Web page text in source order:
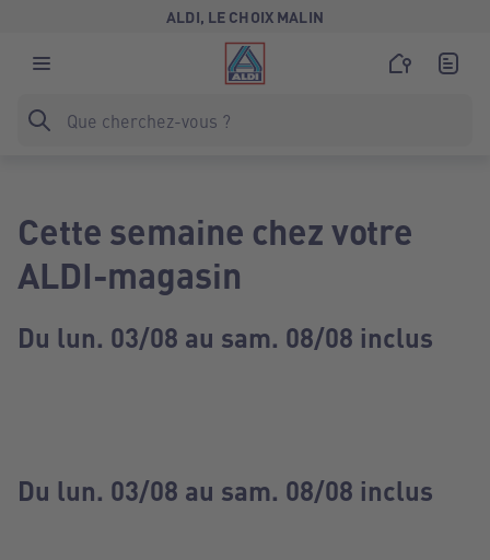
ALDI, LE CHOIX MALIN
Cette semaine chez votre
ALDI-magasin
Du lun. 03/08 au sam. 08/08 inclus
Du lun. 03/08 au sam. 08/08 inclus